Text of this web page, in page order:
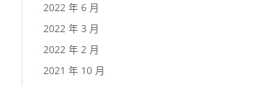
2022 年 6 月
2022 年 3 月
2022 年 2 月
2021 年 10 月